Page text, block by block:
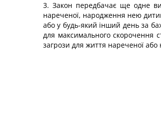
3. Закон передбачає ще одне
нареченої, народження нею
або у будь-який інший день за
для максимального скорочення
загрози для життя нареченої або